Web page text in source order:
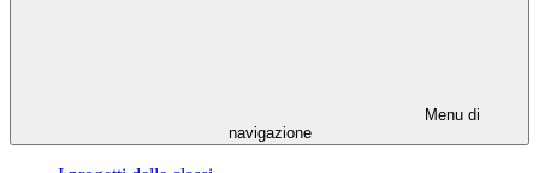
Menu di
navigazione